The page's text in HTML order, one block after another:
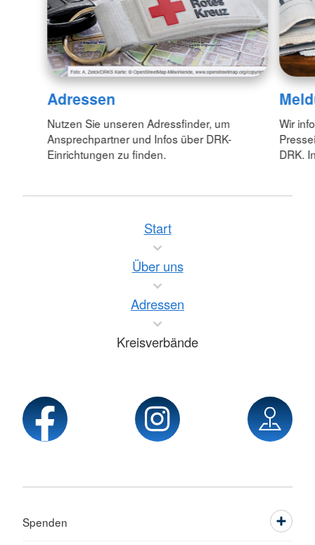
Adressen
Nutzen Sie unseren Adressfinder, um
Ansprechpartner und Infos über DRK-
Einrichtungen zu finden.
Wir
DRK.
Start
Über uns
Adressen
Kreisverbände
Spenden